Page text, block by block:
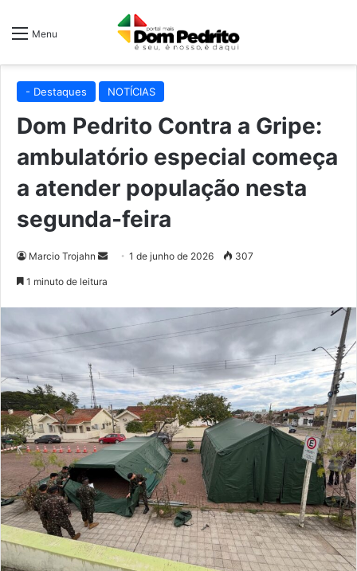
Menu
- Destaques NOTÍCIAS
Dom Pedrito Contra a Gripe:
ambulatório especial começa
a atender população nesta
segunda-feira
Marcio Trojahn
Mande1 de junho de 2026 307
1 minuto de leitura